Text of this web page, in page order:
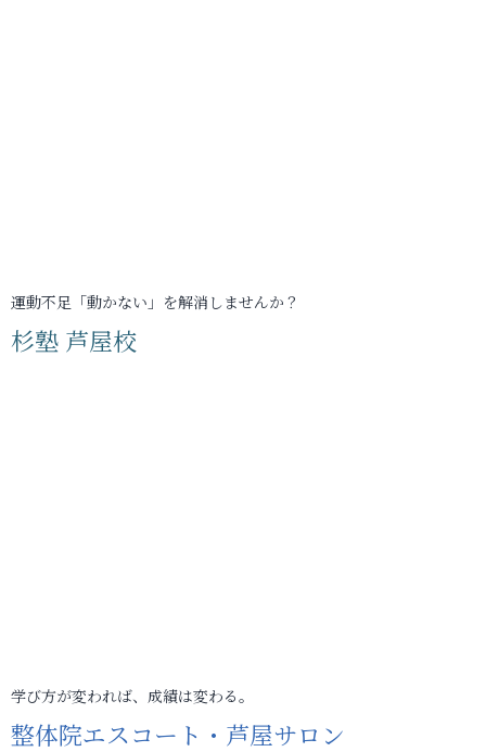
運動不足「動かない」を解消しませんか？
杉塾 芦屋校
学び方が変われば、成績は変わる。
整体院エスコート・芦屋サロン